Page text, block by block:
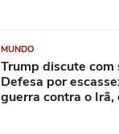
MUNDO
Trump discute com
Defesa por
guerra contra o Irã,